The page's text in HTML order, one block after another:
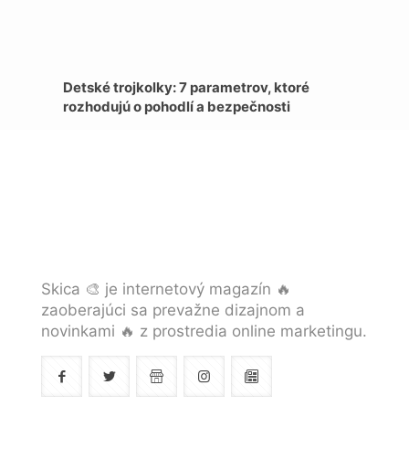
Detské trojkolky: 7 parametrov, ktoré
rozhodujú o pohodlí a bezpečnosti
Skica 🎨 je internetový magazín 🔥
zaoberajúci sa prevažne dizajnom a
novinkami 🔥 z prostredia online marketingu.